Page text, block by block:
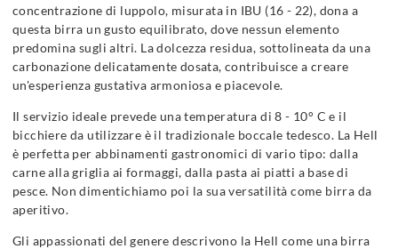
concentrazione di luppolo, misurata in IBU (16 - 22), dona a
questa birra un gusto equilibrato, dove nessun elemento
predomina sugli altri. La dolcezza residua, sottolineata da una
carbonazione delicatamente dosata, contribuisce a creare
un'esperienza gustativa armoniosa e piacevole.
Il servizio ideale prevede una temperatura di 8 - 10° C e il
bicchiere da utilizzare è il tradizionale boccale tedesco. La Hell
è perfetta per abbinamenti gastronomici di vario tipo: dalla
carne alla griglia ai formaggi, dalla pasta ai piatti a base di
pesce. Non dimentichiamo poi la sua versatilità come birra da
aperitivo.
Gli appassionati del genere descrivono la Hell come una birra